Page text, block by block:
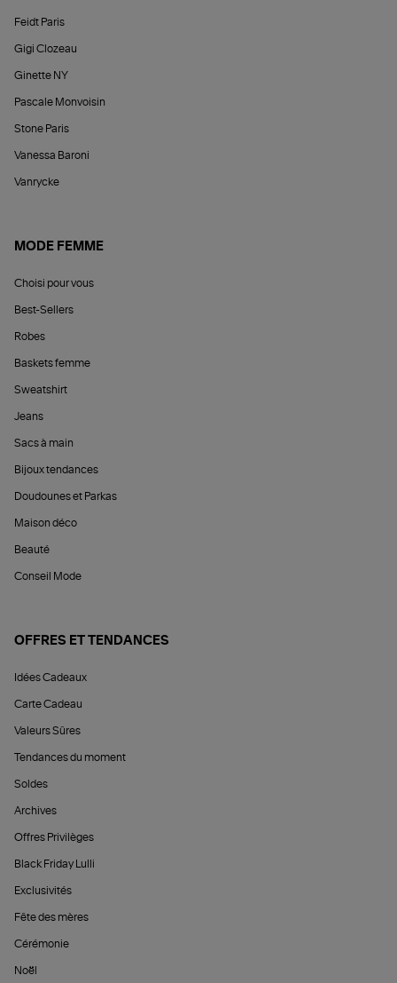
Feidt Paris
Gigi Clozeau
Ginette NY
Pascale Monvoisin
Stone Paris
Vanessa Baroni
Vanrycke
MODE FEMME
Choisi pour vous
Best-Sellers
Robes
Baskets femme
Sweatshirt
Jeans
Sacs à main
Bijoux tendances
Doudounes et Parkas
Maison déco
Beauté
Conseil Mode
OFFRES ET TENDANCES
Idées Cadeaux
Carte Cadeau
Valeurs Sûres
Tendances du moment
Soldes
Archives
Offres Privilèges
Black Friday Lulli
Exclusivités
Fête des mères
Cérémonie
Noël